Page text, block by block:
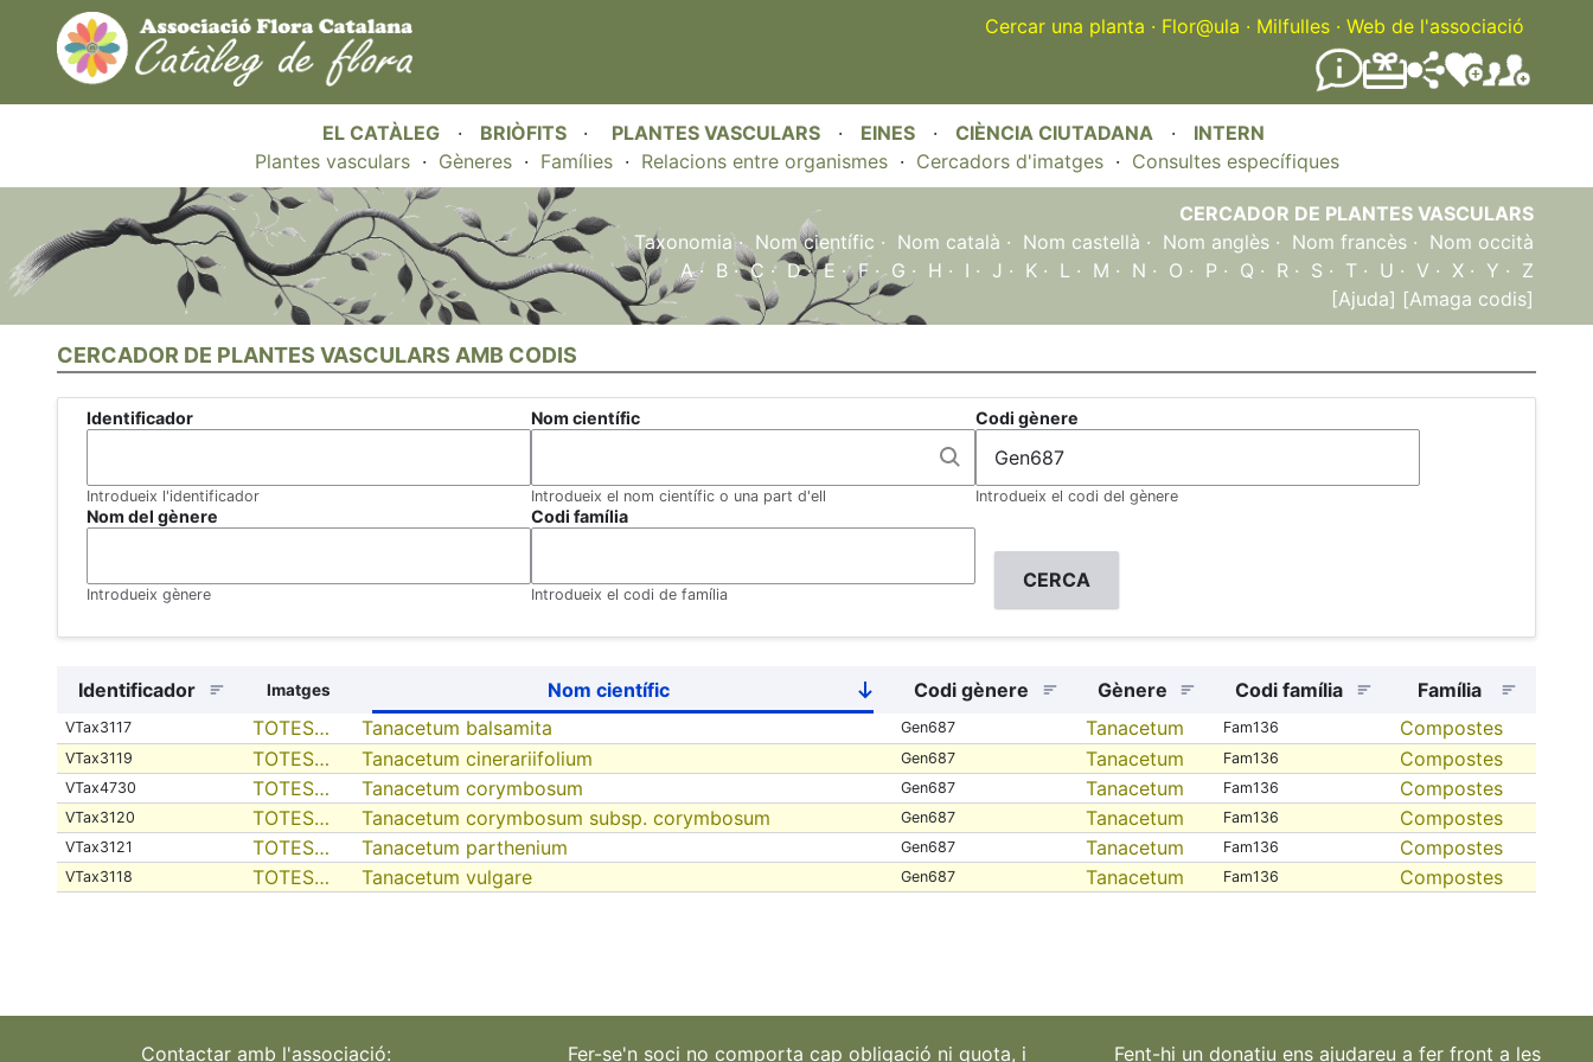
Cercar una planta · Flor@ula · Milfulles · Web de l'associació
EL CATÀLEG · BRIÒFITS · PLANTES VASCULARS · EINES · CIÈNCIA CIUTADANA · INTERN
Plantes vasculars· Gèneres· Famílies· Relacions entre organismes· Cercadors d'imatges· Consultes específiques
CERCADOR DE PLANTES VASCULARS
Taxonomia· Nom científic · Nom català · Nom castellà · Nom anglès · Nom francès · Nom occità
A· B ·C ·D·E · F · G · H · I · J · K · L · M · N · O · P · Q · R · S · T · U · V · X · Y · Z
[Ajuda] [Amaga codis]
CERCADOR DE PLANTES VASCULARS AMB CODIS
Identificador
Introdueix l'identificador
Nom científic
Introdueix el nom científic o una part d'ell
Codi gènere
Introdueix el codi del gènere
Nom del gènere
Introdueix gènere
Codi família
Introdueix el codi de família
Identificador Imatges Nom científic
Sort
descending
Codi gènere Gènere Codi família Família
VTax3117 TOTES… Tanacetum balsamita Gen687 Tanacetum Fam136 Compostes
VTax3119 TOTES… Tanacetum cinerariifolium Gen687 Tanacetum Fam136 Compostes
VTax4730 TOTES… Tanacetum corymbosum Gen687 Tanacetum Fam136 Compostes
VTax3120 TOTES… Tanacetum corymbosum subsp. corymbosum Gen687 Tanacetum Fam136 Compostes
VTax3121 TOTES… Tanacetum parthenium Gen687 Tanacetum Fam136 Compostes
VTax3118 TOTES… Tanacetum vulgare Gen687 Tanacetum Fam136 Compostes
Contactar amb l'associació: Fer-se'n soci no comporta cap obligació ni quota, i Fent-hi un donatiu ens ajudareu a fer front a les